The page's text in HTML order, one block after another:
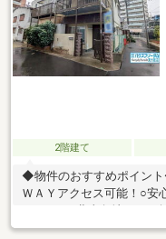
2階建て
◆物件のおすすめポイン
ＷＡＹアクセス可能！○安
ーム費用も住宅ローンに